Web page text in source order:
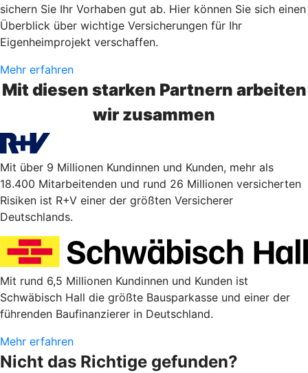
sichern Sie Ihr Vorhaben gut ab. Hier können Sie sich einen
Überblick über wichtige Versicherungen für Ihr
Eigenheimprojekt verschaffen.
Mehr erfahren
Mit diesen starken Partnern arbeiten
wir zusammen
Mit über 9 Millionen Kundinnen und Kunden, mehr als
18.400 Mitarbeitenden und rund 26 Millionen versicherten
Risiken ist R+V einer der größten Versicherer
Deutschlands.
Mit rund 6,5 Millionen Kundinnen und Kunden ist
Schwäbisch Hall die größte Bausparkasse und einer der
führenden Baufinanzierer in Deutschland.
Mehr erfahren
Nicht das Richtige gefunden?